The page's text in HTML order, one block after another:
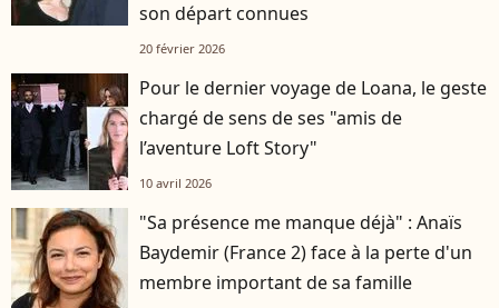
son départ connues
20 février 2026
Pour le dernier voyage de Loana, le geste
chargé de sens de ses "amis de
l’aventure Loft Story"
10 avril 2026
"Sa présence me manque déjà" : Anaïs
Baydemir (France 2) face à la perte d'un
membre important de sa famille